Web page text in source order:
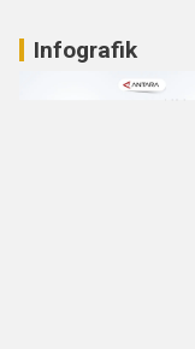
Infografik